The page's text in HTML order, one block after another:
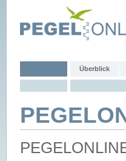
Überblick